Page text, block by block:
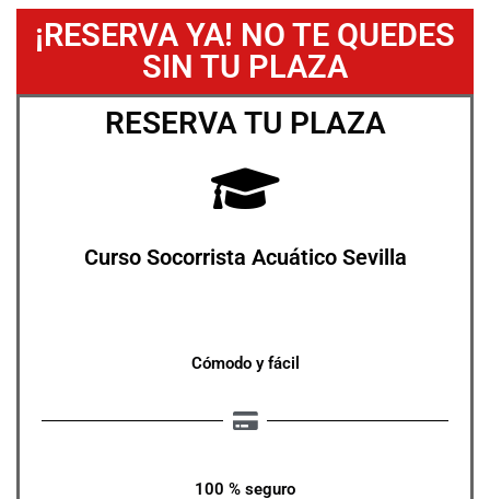
¡RESERVA YA! NO TE QUEDES
SIN TU PLAZA
RESERVA TU PLAZA
Curso Socorrista Acuático Sevilla
Cómodo y fácil
100 % seguro